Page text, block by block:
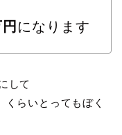
になります
して
くらいとってもぼく
HOME